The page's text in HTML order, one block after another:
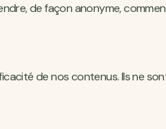
de façon anonyme,
de nos contenus. Ils ne